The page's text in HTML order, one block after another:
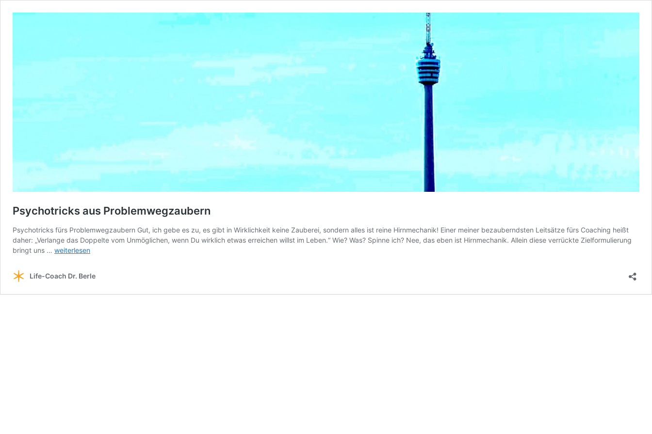
Psychotricks aus Problemwegzaubern
Psychotricks fürs Problemwegzaubern Gut, ich gebe es zu, es gibt in Wirklichkeit keine Zauberei, sondern alles ist reine Hirnmechanik! Einer meiner bezauberndsten Leitsätze fürs Coaching heißt
daher: „Verlange das Doppelte vom Unmöglichen, wenn Du wirklich etwas erreichen willst im Leben.“ Wie? Was? Spinne ich? Nee, das eben ist Hirnmechanik. Allein diese verrückte Zielformulierung
bringt uns … Psychotricks
weiterlesen
Life-Coach Dr. Berle